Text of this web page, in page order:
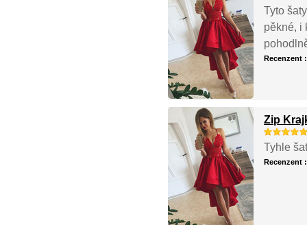
Tyto
pěkné, i
Recenzent
Zip
Tyhle
Recenzent